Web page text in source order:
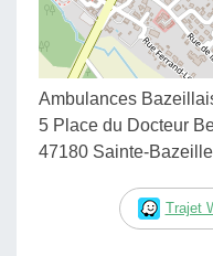
Ambulances
5 Place du Docteur
47180 Sainte-Bazeille
Trajet